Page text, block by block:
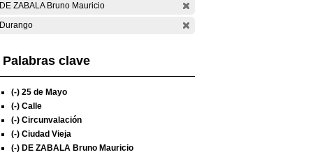
DE ZABALA Bruno Mauricio
Durango
Palabras clave
(-) 25 de Mayo
(-) Calle
(-) Circunvalación
(-) Ciudad Vieja
(-) DE ZABALA Bruno Mauricio